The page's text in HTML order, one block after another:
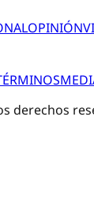
OPINIÓN
derechos